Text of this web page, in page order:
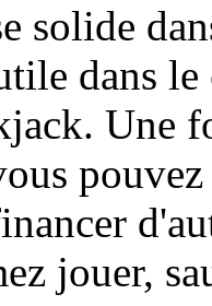
solide
dans
Une
jouer,